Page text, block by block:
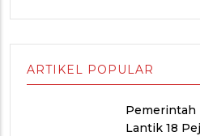
ARTIKEL POPULAR
Pemerintah
Lantik 18